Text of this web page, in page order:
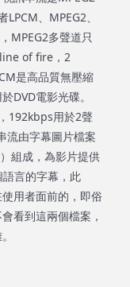
、MPEG2、
MPEG2多聲道只
of fire，2
是高品質無壓縮
DVD電影光碟。
192kbps用於2聲
流由字幕圖片檔案
組成，為影片提供
言的字幕，此
用者面前的，即俗
看到這兩個檔案，